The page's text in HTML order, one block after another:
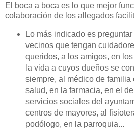
El boca a boca es lo que mejor
colaboración de los allegados
Lo más indicado es
vecinos que tengan
queridos, a los amigos, en
la vida a cuyos dueños se
siempre, al médico de familia
salud, en la farmacia, en el
servicios sociales del
centros de mayores, al
podólogo, en la parroquia...